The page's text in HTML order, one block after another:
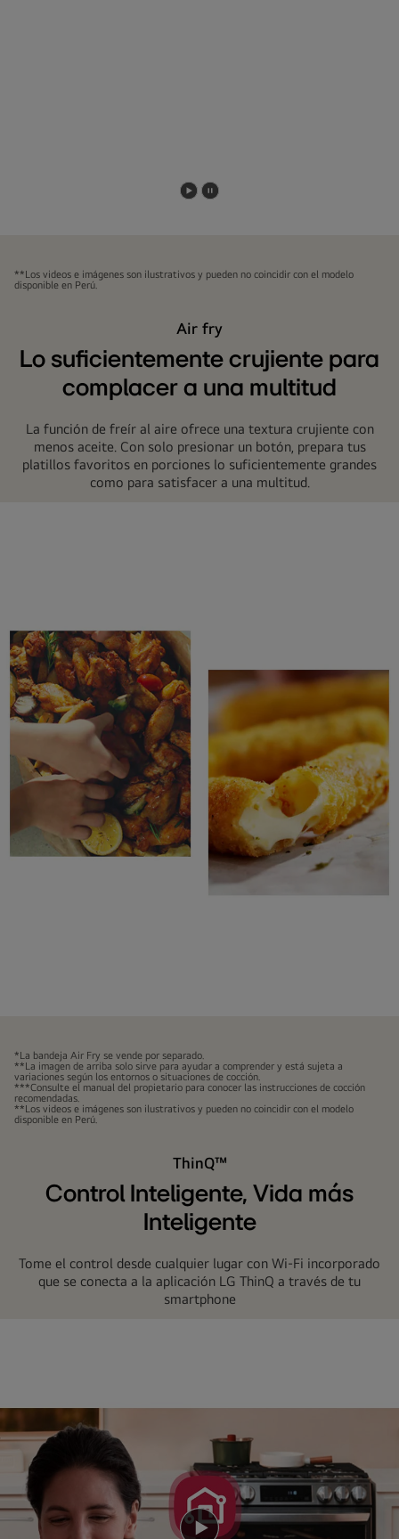
**Los videos e imágenes son ilustrativos y pueden no coincidir con el modelo
disponible en Perú.
Air fry
Lo suficientemente crujiente para
complacer a una multitud
La función de freír al aire ofrece una textura crujiente con
menos aceite. Con solo presionar un botón, prepara tus
platillos favoritos en porciones lo suficientemente grandes
como para satisfacer a una multitud.
Suficientemente
Crujiente
para
Complacer
*La bandeja Air Fry se vende por separado.
**La imagen de arriba solo sirve para ayudar a comprender y está sujeta a
variaciones según los entornos o situaciones de cocción.
***Consulte el manual del propietario para conocer las instrucciones de cocción
recomendadas.
**Los videos e imágenes son ilustrativos y pueden no coincidir con el modelo
disponible en Perú.
ThinQ™
Control Inteligente, Vida más
Inteligente
Tome el control desde cualquier lugar con Wi-Fi incorporado
que se conecta a la aplicación LG ThinQ a través de tu
smartphone